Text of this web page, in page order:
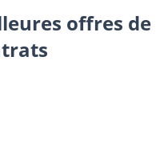
offres de